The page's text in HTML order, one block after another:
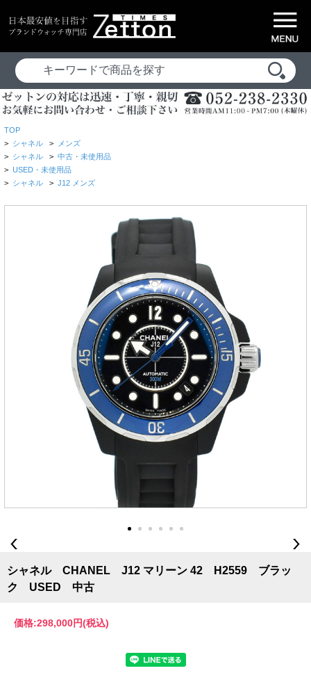
TOP
> シャネル > メンズ
> シャネル > 中古・未使用品
> USED・未使用品
> シャネル > J12 メンズ
シャネル CHANEL J12 マリーン 42 H2559 ブラッ
ク USED 中古
価格:298,000円(税込)